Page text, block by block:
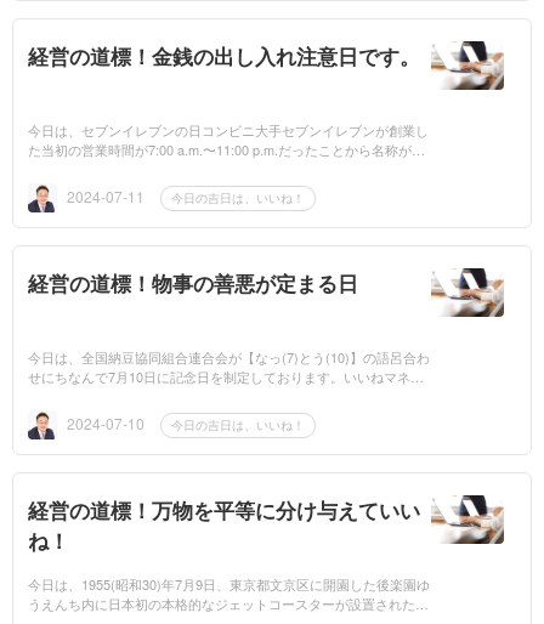
経営の道標！金銭の出し入れ注意日です。
今日は、セブンイレブンの日コンビニ大手セブンイレブンが創業し
た当初の営業時間が7:00 a.m.〜11:00 p.m.だったことから名称が付
日に記念日を制...
2024-07-11 今日の吉日は、いいね！
経営の道標！物事の善悪が定まる日
今日は、全国納豆協同組合連合会が【なっ(7)とう(10)】の語呂合わ
せにちなんで7月10日に記念日を制定しております。いいねマネジ
分軸を持てるよ...
2024-07-10 今日の吉日は、いいね！
経営の道標！万物を平等に分け与えていい
ね！
今日は、1955(昭和30)年7月9日、東京都文京区に開園した後楽園ゆ
うえんち内に日本初の本格的なジェットコースターが設置されたこ